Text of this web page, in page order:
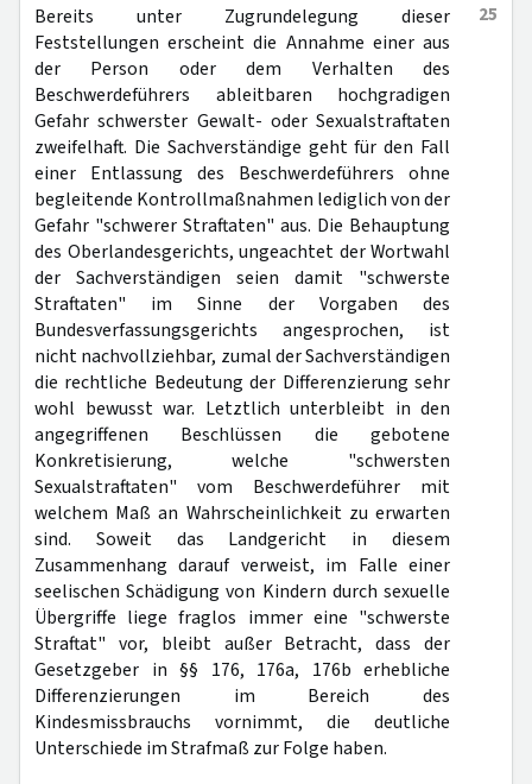
25
Bereits unter Zugrundelegung dieser
Feststellungen erscheint die Annahme einer aus
der Person oder dem Verhalten des
Beschwerdeführers ableitbaren hochgradigen
Gefahr schwerster Gewalt- oder Sexualstraftaten
zweifelhaft. Die Sachverständige geht für den Fall
einer Entlassung des Beschwerdeführers ohne
begleitende Kontrollmaßnahmen lediglich von der
Gefahr "schwerer Straftaten" aus. Die Behauptung
des Oberlandesgerichts, ungeachtet der Wortwahl
der Sachverständigen seien damit "schwerste
Straftaten" im Sinne der Vorgaben des
Bundesverfassungsgerichts angesprochen, ist
nicht nachvollziehbar, zumal der Sachverständigen
die rechtliche Bedeutung der Differenzierung sehr
wohl bewusst war. Letztlich unterbleibt in den
angegriffenen Beschlüssen die gebotene
Konkretisierung, welche "schwersten
Sexualstraftaten" vom Beschwerdeführer mit
welchem Maß an Wahrscheinlichkeit zu erwarten
sind. Soweit das Landgericht in diesem
Zusammenhang darauf verweist, im Falle einer
seelischen Schädigung von Kindern durch sexuelle
Übergriffe liege fraglos immer eine "schwerste
Straftat" vor, bleibt außer Betracht, dass der
Gesetzgeber in §§ 176, 176a, 176b erhebliche
Differenzierungen im Bereich des
Kindesmissbrauchs vornimmt, die deutliche
Unterschiede im Strafmaß zur Folge haben.